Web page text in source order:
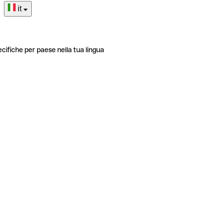
it
per paese nella tua lingua